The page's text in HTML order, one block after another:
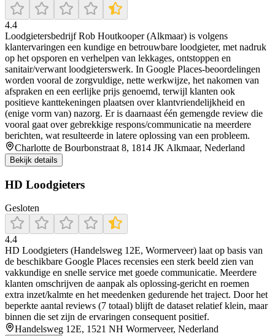
4.4
Loodgietersbedrijf Rob Houtkooper (Alkmaar) is volgens
klantervaringen een kundige en betrouwbare loodgieter, met nadruk
op het opsporen en verhelpen van lekkages, ontstoppen en
sanitair/verwant loodgieterswerk. In Google Places-beoordelingen
worden vooral de zorgvuldige, nette werkwijze, het nakomen van
afspraken en een eerlijke prijs genoemd, terwijl klanten ook
positieve kanttekeningen plaatsen over klantvriendelijkheid en
(enige vorm van) nazorg. Er is daarnaast één gemengde review die
vooral gaat over gebrekkige respons/communicatie na meerdere
berichten, wat resulteerde in latere oplossing van een probleem.
Charlotte de Bourbonstraat 8, 1814 JK Alkmaar, Nederland
Bekijk details
HD Loodgieters
Gesloten
4.4
HD Loodgieters (Handelsweg 12E, Wormerveer) laat op basis van
de beschikbare Google Places recensies een sterk beeld zien van
vakkundige en snelle service met goede communicatie. Meerdere
klanten omschrijven de aanpak als oplossing-gericht en roemen
extra inzet/kalmte en het meedenken gedurende het traject. Door het
beperkte aantal reviews (7 totaal) blijft de dataset relatief klein, maar
binnen die set zijn de ervaringen consequent positief.
Handelsweg 12E, 1521 NH Wormerveer, Nederland